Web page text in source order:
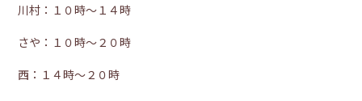
川村：１０時～１４時
さや：１０時～２０時
西：１４時～２０時